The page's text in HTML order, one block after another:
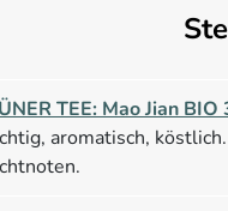
TEE: Mao Jian BIO
aromatisch,